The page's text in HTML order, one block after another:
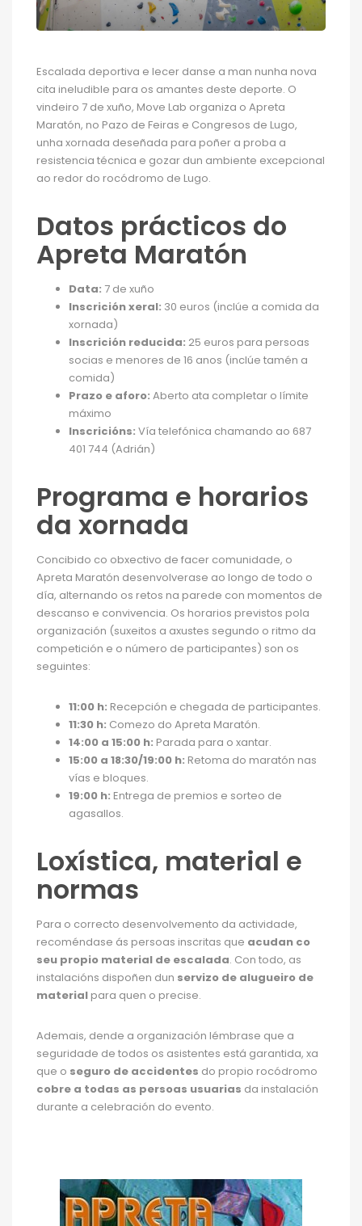
Escalada deportiva e lecer danse a man nunha nova
cita ineludible para os amantes deste deporte. O
vindeiro 7 de xuño, Move Lab organiza o Apreta
Maratón, no Pazo de Feiras e Congresos de Lugo,
unha xornada deseñada para poñer a proba a
resistencia técnica e gozar dun ambiente excepcional
ao redor do rocódromo de Lugo.
Datos prácticos do
Apreta Maratón
Data: 7 de xuño
Inscrición xeral: 30 euros (inclúe a comida da
xornada)
Inscrición reducida: 25 euros para persoas
socias e menores de 16 anos (inclúe tamén a
comida)
Prazo e aforo: Aberto ata completar o límite
máximo
Inscricións: Vía telefónica chamando ao 687
401 744 (Adrián)
Programa e horarios
da xornada
Concibido co obxectivo de facer comunidade, o
Apreta Maratón desenvolverase ao longo de todo o
día, alternando os retos na parede con momentos de
descanso e convivencia. Os horarios previstos pola
organización (suxeitos a axustes segundo o ritmo da
competición e o número de participantes) son os
seguintes:
11:00 h: Recepción e chegada de participantes.
11:30 h: Comezo do Apreta Maratón.
14:00 a 15:00 h: Parada para o xantar.
15:00 a 18:30/19:00 h: Retoma do maratón nas
vías e bloques.
19:00 h: Entrega de premios e sorteo de
agasallos.
Loxística, material e
normas
Para o correcto desenvolvemento da actividade,
recoméndase ás persoas inscritas que acudan co
seu propio material de escalada. Con todo, as
instalacións dispoñen dun servizo de alugueiro de
material para quen o precise.
Ademais, dende a organización lémbrase que a
seguridade de todos os asistentes está garantida, xa
que o seguro de accidentes do propio rocódromo
cobre a todas as persoas usuarias da instalación
durante a celebración do evento.